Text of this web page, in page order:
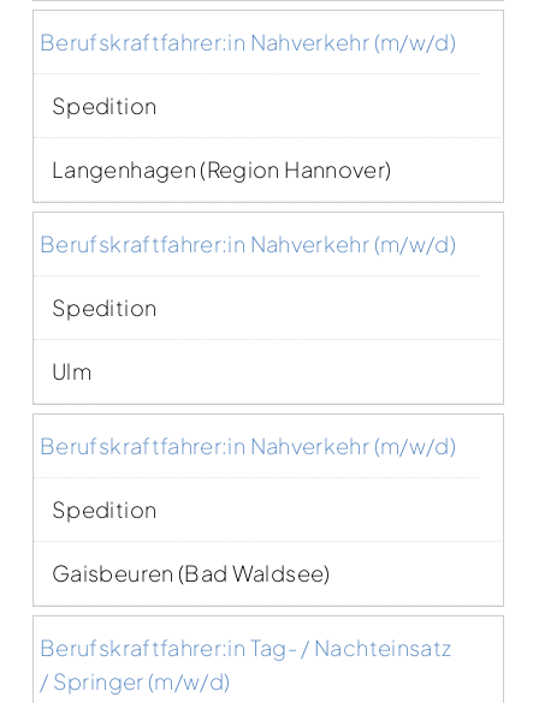
Berufskraftfahrer:in Nahverkehr (m/w/d)
Spedition
Langenhagen (Region Hannover)
Berufskraftfahrer:in Nahverkehr (m/w/d)
Spedition
Ulm
Berufskraftfahrer:in Nahverkehr (m/w/d)
Spedition
Gaisbeuren (Bad Waldsee)
Berufskraftfahrer:in Tag- / Nachteinsatz
/ Springer (m/w/d)